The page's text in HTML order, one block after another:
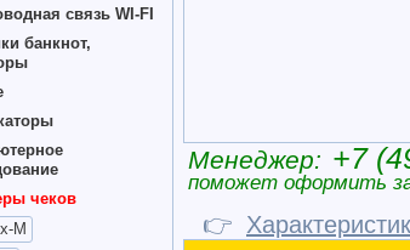
связь WI-FI
банкнот,
чеков
М
Менеджер: +7
поможет оформить
👉